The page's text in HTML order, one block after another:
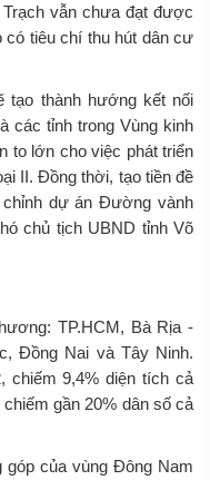
vẫn chưa đạt được
có tiêu chí thu hút dân cư
tạo thành hướng kết nối
các tỉnh trong Vùng kinh
to lớn cho việc phát triển
II. Đồng thời, tạo tiền đề
dự án Đường vành
chủ tịch UBND tỉnh Võ
TP.HCM, Bà Rịa -
Đồng Nai và Tây Ninh.
chiếm 9,4% diện tích cả
gần 20% dân số cả
góp của vùng Đông Nam